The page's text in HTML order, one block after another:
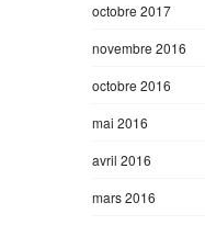
octobre 2017
novembre 2016
octobre 2016
mai 2016
avril 2016
mars 2016